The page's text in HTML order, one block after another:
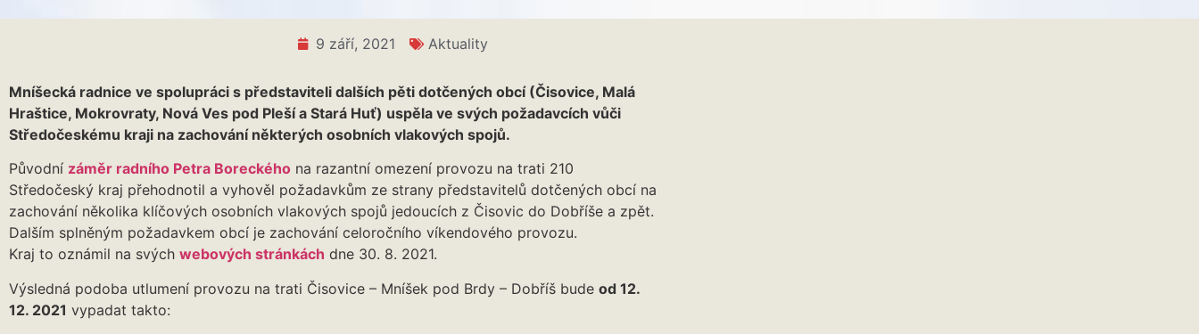
9 září, 2021 Aktuality
Mníšecká radnice ve spolupráci s představiteli dalších pěti dotčených obcí (Čisovice, Malá
Hraštice, Mokrovraty, Nová Ves pod Pleší a Stará Huť) uspěla ve svých požadavcích vůči
Středočeskému kraji na zachování některých osobních vlakových spojů.
Původní záměr radního Petra Boreckého na razantní omezení provozu na trati 210
Středočeský kraj přehodnotil a vyhověl požadavkům ze strany představitelů dotčených obcí na
zachování několika klíčových osobních vlakových spojů jedoucích z Čisovic do Dobříše a zpět.
Dalším splněným požadavkem obcí je zachování celoročního víkendového provozu.
Kraj to oznámil na svých webových stránkách dne 30. 8. 2021.
Výsledná podoba utlumení provozu na trati Čisovice – Mníšek pod Brdy – Dobříš bude od 12.
12. 2021 vypadat takto: